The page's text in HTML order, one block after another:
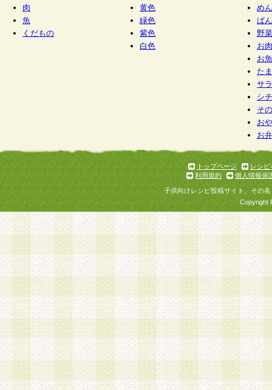
肉
魚
くだもの
黄色
緑色
紫色
白色
めん
ぱん
野
お
お
た
サ
シ
そ
お
お
トップページ
レシピ
利用規約
個人情報保
子供向けレシピ投稿サイト、その
Copyright